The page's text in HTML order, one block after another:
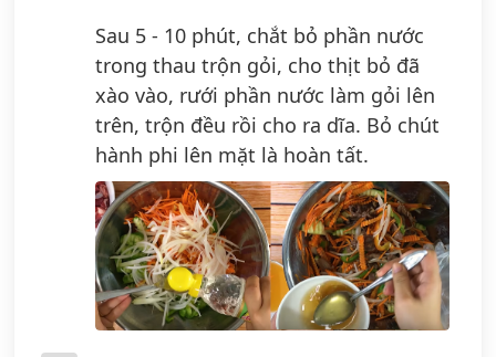
Sau 5 - 10 phút, chắt bỏ phần nước
trong thau trộn gỏi, cho thịt bỏ đã
xào vào, rưới phần nước làm gỏi lên
trên, trộn đều rồi cho ra dĩa. Bỏ chút
hành phi lên mặt là hoàn tất.